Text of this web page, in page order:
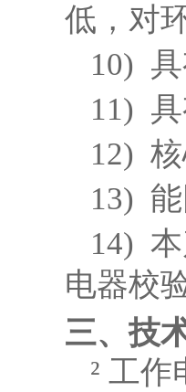
低，对
10)
11)
12)
13)
14)
电器校
三、技
² 工作